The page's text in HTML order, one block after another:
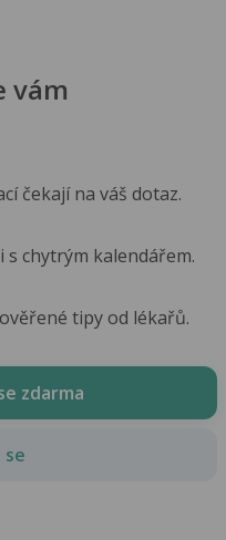
vám
čekají na váš dotaz.
chytrým kalendářem.
tipy od lékařů.
zdarma
se